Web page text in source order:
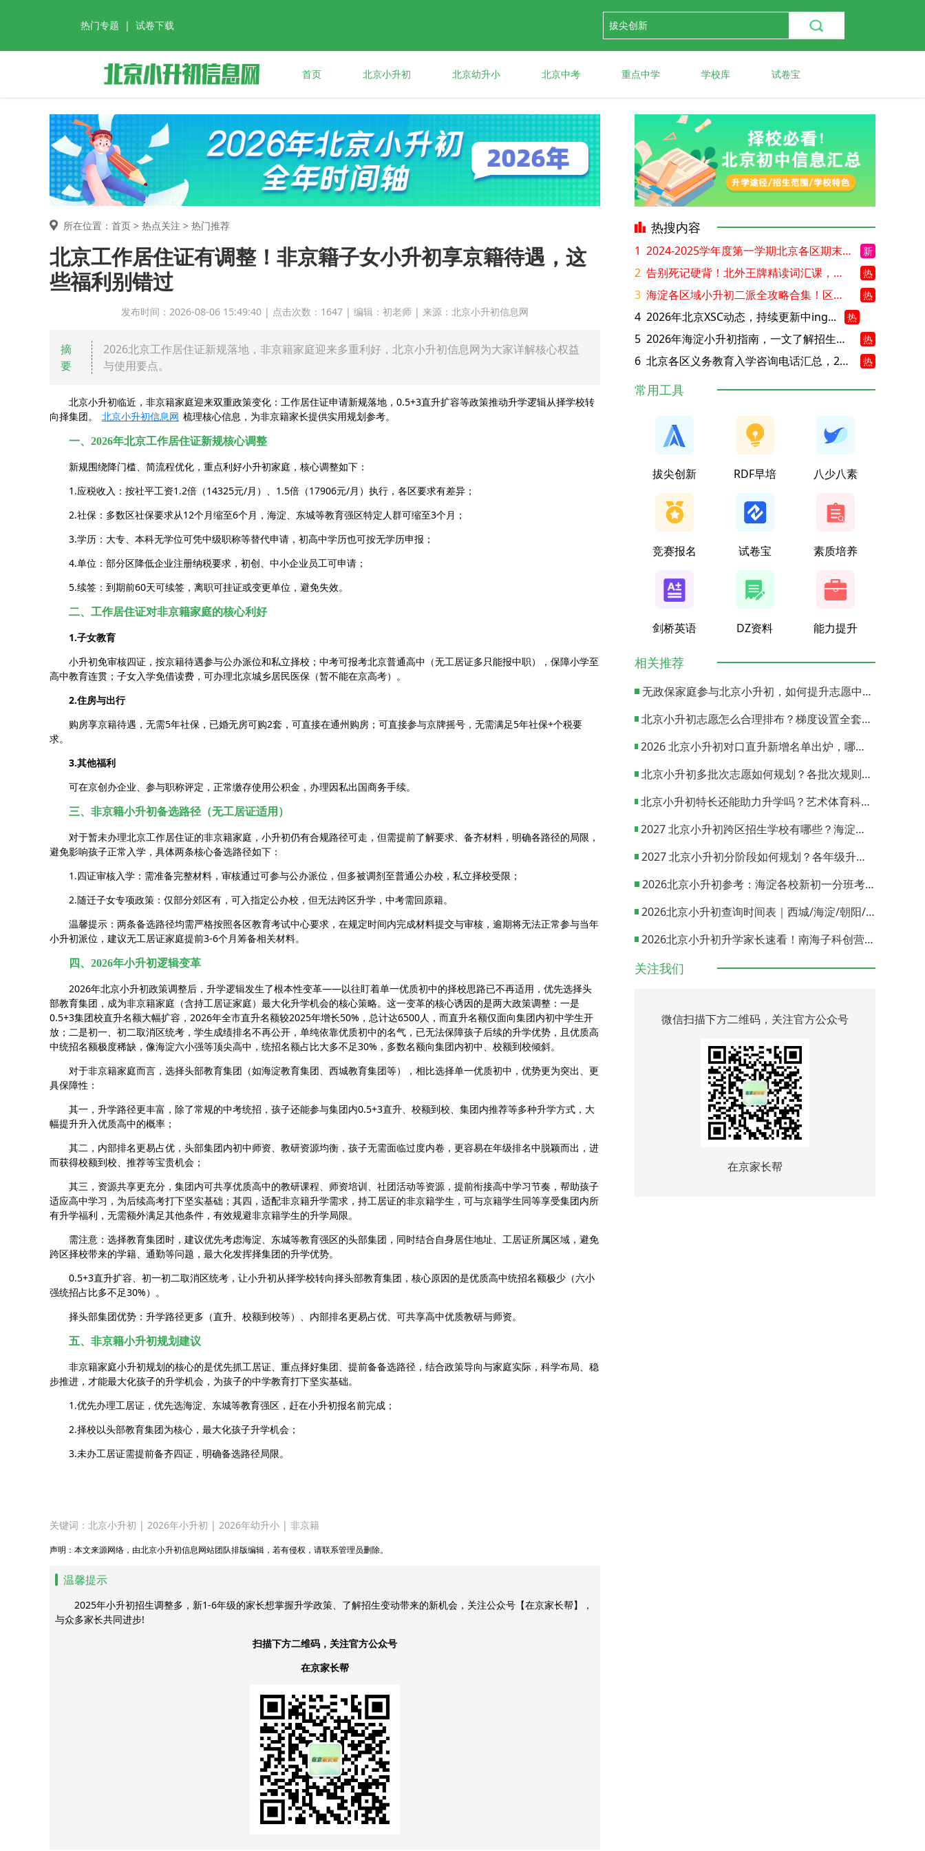
热门专题 | 试卷下载
首页 北京小升初 北京幼升小 北京中考 重点中学 学校库 试卷宝
所在位置：首页 > 热点关注 > 热门推荐
北京工作居住证有调整！非京籍子女小升初享京籍待遇，这
些福利别错过
发布时间：2026-08-06 15:49:40 | 点击次数：1647 | 编辑：初老师 | 来源：北京小升初信息网
摘
要
2026北京工作居住证新规落地，非京籍家庭迎来多重利好，北京小升初信息网为大家详解核心权益
与使用要点。
北京小升初临近，非京籍家庭迎来双重政策变化：工作居住证申请新规落地，0.5+3直升扩容等政策推动升学逻辑从择学校转
向择集团。
北京小升初信息网 梳理核心信息，为非京籍家长提供实用规划参考。
一、2026年北京工作居住证新规核心调整
新规围绕降门槛、简流程优化，重点利好小升初家庭，核心调整如下：
1.应税收入：按社平工资1.2倍（14325元/月）、1.5倍（17906元/月）执行，各区要求有差异；
2.社保：多数区社保要求从12个月缩至6个月，海淀、东城等教育强区特定人群可缩至3个月；
3.学历：大专、本科无学位可凭中级职称等替代申请，初高中学历也可按无学历申报；
4.单位：部分区降低企业注册纳税要求，初创、中小企业员工可申请；
5.续签：到期前60天可续签，离职可挂证或变更单位，避免失效。
二、工作居住证对非京籍家庭的核心利好
1.子女教育
小升初免审核四证，按京籍待遇参与公办派位和私立择校；中考可报考北京普通高中（无工居证多只能报中职），保障小学至
高中教育连贯；子女入学免借读费，可办理北京城乡居民医保（暂不能在京高考）。
2.住房与出行
购房享京籍待遇，无需5年社保，已婚无房可购2套，可直接在通州购房；可直接参与京牌摇号，无需满足5年社保+个税要
求。
3.其他福利
可在京创办企业、参与职称评定，正常缴存使用公积金，办理因私出国商务手续。
三、非京籍小升初备选路径（无工居证适用）
对于暂未办理北京工作居住证的非京籍家庭，小升初仍有合规路径可走，但需提前了解要求、备齐材料，明确各路径的局限，
避免影响孩子正常入学，具体两条核心备选路径如下：
1.四证审核入学：需准备完整材料，审核通过可参与公办派位，但多被调剂至普通公办校，私立择校受限；
2.随迁子女专项政策：仅部分郊区有，可入指定公办校，但无法跨区升学，中考需回原籍。
温馨提示：两条备选路径均需严格按照各区教育考试中心要求，在规定时间内完成材料提交与审核，逾期将无法正常参与当年
小升初派位，建议无工居证家庭提前3-6个月筹备相关材料。
四、2026年小升初逻辑变革
2026年北京小升初政策调整后，升学逻辑发生了根本性变革——以往盯着单一优质初中的择校思路已不再适用，优先选择头
部教育集团，成为非京籍家庭（含持工居证家庭）最大化升学机会的核心策略。这一变革的核心诱因的是两大政策调整：一是
0.5+3集团校直升名额大幅扩容，2026年全市直升名额较2025年增长50%，总计达6500人，而直升名额仅面向集团内初中学生开
放；二是初一、初二取消区统考，学生成绩排名不再公开，单纯依靠优质初中的名气，已无法保障孩子后续的升学优势，且优质高
中统招名额极度稀缺，像海淀六小强等顶尖高中，统招名额占比大多不足30%，多数名额向集团内初中、校额到校倾斜。
对于非京籍家庭而言，选择头部教育集团（如海淀教育集团、西城教育集团等），相比选择单一优质初中，优势更为突出、更
具保障性：
其一，升学路径更丰富，除了常规的中考统招，孩子还能参与集团内0.5+3直升、校额到校、集团内推荐等多种升学方式，大
幅提升升入优质高中的概率；
其二，内部排名更易占优，头部集团内初中师资、教研资源均衡，孩子无需面临过度内卷，更容易在年级排名中脱颖而出，进
而获得校额到校、推荐等宝贵机会；
其三，资源共享更充分，集团内可共享优质高中的教研课程、师资培训、社团活动等资源，提前衔接高中学习节奏，帮助孩子
适应高中学习，为后续高考打下坚实基础；其四，适配非京籍升学需求，持工居证的非京籍学生，可与京籍学生同等享受集团内所
有升学福利，无需额外满足其他条件，有效规避非京籍学生的升学局限。
需注意：选择教育集团时，建议优先考虑海淀、东城等教育强区的头部集团，同时结合自身居住地址、工居证所属区域，避免
跨区择校带来的学籍、通勤等问题，最大化发挥择集团的升学优势。
0.5+3直升扩容、初一初二取消区统考，让小升初从择学校转向择头部教育集团，核心原因的是优质高中统招名额极少（六小
强统招占比多不足30%）。
择头部集团优势：升学路径更多（直升、校额到校等）、内部排名更易占优、可共享高中优质教研与师资。
五、非京籍小升初规划建议
非京籍家庭小升初规划的核心的是优先抓工居证、重点择好集团、提前备备选路径，结合政策导向与家庭实际，科学布局、稳
步推进，才能最大化孩子的升学机会，为孩子的中学教育打下坚实基础。
1.优先办理工居证，优先选海淀、东城等教育强区，赶在小升初报名前完成；
2.择校以头部教育集团为核心，最大化孩子升学机会；
3.未办工居证需提前备齐四证，明确备选路径局限。
关键词： 北京小升初 | 2026年小升初 | 2026年幼升小 | 非京籍
声明：本文来源网络，由北京小升初信息网站团队排版编辑，若有侵权，请联系管理员删除。
温馨提示
2025年小升初招生调整多，新1-6年级的家长想掌握升学政策、了解招生变动带来的新机会，关注公众号【在京家长帮】，
与众多家长共同进步!
扫描下方二维码，关注官方公众号
在京家长帮
热搜内容
1 2024-2025学年度第一学期北京各区期末考试真题试卷汇总 新
2 告别死记硬背！北外王牌精读词汇课，帮孩子突破英语词汇难关 热
3 海淀各区域小升初二派全攻略合集！区域一至五志愿填报、升学策略详解 热
4 2026年北京XSC动态，持续更新中ing... 热
5 2026年海淀小升初指南，一文了解招生政策要点 热
6 北京各区义务教育入学咨询电话汇总，25年小升初家长提前收藏 热
常用工具
拔尖创新 RDF早培 八少八素
竞赛报名 试卷宝 素质培养
剑桥英语 DZ资料 能力提升
相关推荐
无政保家庭参与北京小升初，如何提升志愿中签概率？
北京小升初志愿怎么合理排布？梯度设置全套策略与填报避坑指南
2026 北京小升初对口直升新增名单出炉，哪些小学可以直升优质初中？
北京小升初多批次志愿如何规划？各批次规则与填报实操指南
北京小升初特长还能助力升学吗？艺术体育科技特长机会与误区全面解析
2027 北京小升初跨区招生学校有哪些？海淀西城东城全市招生校完整汇总
2027 北京小升初分阶段如何规划？各年级升学节点与升学通道全梳理
2026北京小升初参考：海淀各校新初一分班考试日期汇总
2026北京小升初查询时间表｜西城/海淀/朝阳/东城/丰台一键对照
2026北京小升初升学家长速看！南海子科创营报名通道正式开启
关注我们
微信扫描下方二维码，关注官方公众号
在京家长帮